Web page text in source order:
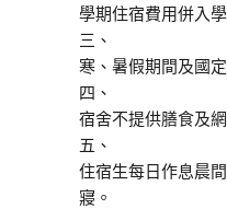
學期住宿費用併入
三、
寒、暑假期間及國
四、
宿舍不提供膳食及
五、
住宿生每日作息晨
寢。